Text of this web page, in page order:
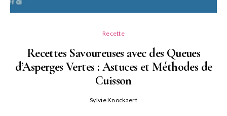
Recette
Recettes Savoureuses avec des Queues
d’Asperges Vertes : Astuces et Méthodes de
Cuisson
Sylvie Knockaert